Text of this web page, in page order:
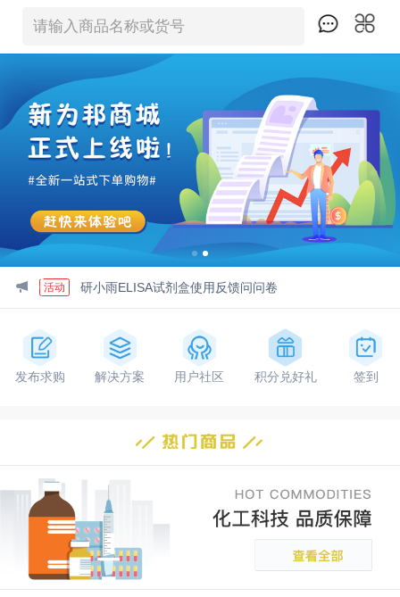
请输入商品名称或货号
活动 研小雨ELISA试剂盒使用反馈问问卷
公告 发票形式变更通知
公告 查看微信公众号
发布求购 解决方案 用户社区 积分兑好礼 签到